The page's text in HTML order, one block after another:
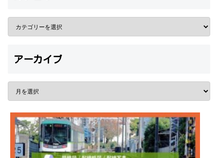
アーカイブ